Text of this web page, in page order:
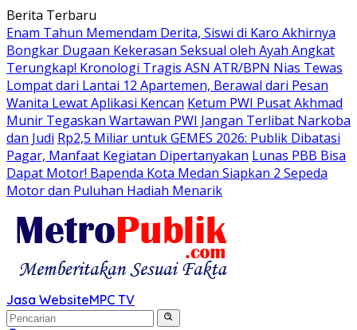
Langsung
ke
konten
Berita Terbaru
Enam Tahun Memendam Derita, Siswi di Karo Akhirnya
Bongkar Dugaan Kekerasan Seksual oleh Ayah Angkat
Terungkap! Kronologi Tragis ASN ATR/BPN Nias Tewas
Lompat dari Lantai 12 Apartemen, Berawal dari Pesan
Wanita Lewat Aplikasi Kencan Ketum PWI Pusat Akhmad
Munir Tegaskan Wartawan PWI Jangan Terlibat Narkoba
dan Judi Rp2,5 Miliar untuk GEMES 2026: Publik Dibatasi
Pagar, Manfaat Kegiatan Dipertanyakan Lunas PBB Bisa
Dapat Motor! Bapenda Kota Medan Siapkan 2 Sepeda
Motor dan Puluhan Hadiah Menarik
Jasa WebsiteMPC TV